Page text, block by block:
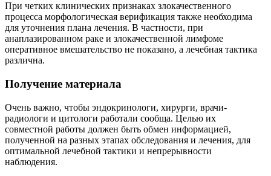
При четких клинических признаках злокачественного
процесса морфологическая верификация также необходима
для уточнения плана лечения. В частности, при
анаплазированном раке и злокачественной лимфоме
оперативное вмешательство не показано, а лечебная тактика
различна.
Получение материала
Очень важно, чтобы эндокринологи, хирурги, врачи-
радиологи и цитологи работали сообща. Целью их
совместной работы должен быть обмен информацией,
полученной на разных этапах обследования и лечения, для
оптимальной лечебной тактики и непрерывности
наблюдения.